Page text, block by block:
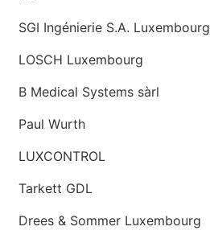
SGI Ingénierie S.A. Luxembourg
LOSCH Luxembourg
B Medical Systems sàrl
Paul Wurth
LUXCONTROL
Tarkett GDL
Drees & Sommer Luxembourg